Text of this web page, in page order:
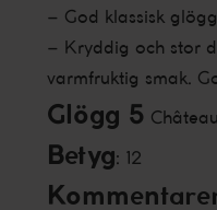
– God klassisk
– Kryddig och stor
varmfruktig smak.
Glögg 5
Betyg: 12